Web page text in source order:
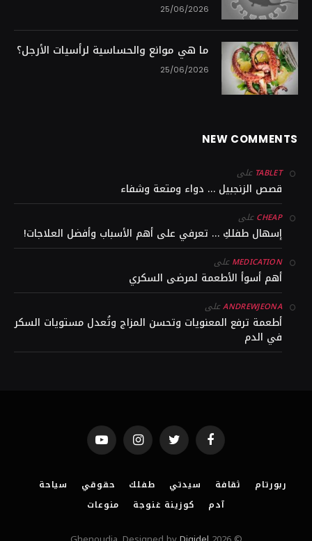
25/06/2026
ما هي موانع والحساسية لرأسيات الأرجل؟
25/06/2026
NEW COMMENTS
TABLET على
قصص الزنجبيل … دواء ومتعة وشفاء
CHEAPعلى
إسهال طفلكِ … تعرفي على أهم الأسباب وأفضل العلاجات!
MEDICATIONعلى
أهم أسوأ الأطعمة لمرضى السكري
ANDREWJEONAعلى
أطعمة ترفع المعنويات وتحسن المزاج وتُعدل مستويات السكر
في الدم
Facebook
Twitter
Instagram
YouTube
ربورتام ثقافة سيدتي طفلك حقوقي
سياحة
آدم
كوزينة غنوجة منوعات